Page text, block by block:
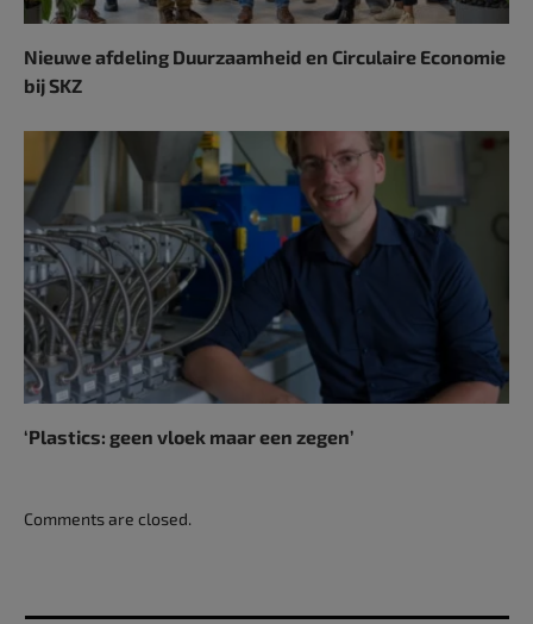
Nieuwe afdeling Duurzaamheid en Circulaire Economie
bij SKZ
‘Plastics: geen vloek maar een zegen’
Comments are closed.